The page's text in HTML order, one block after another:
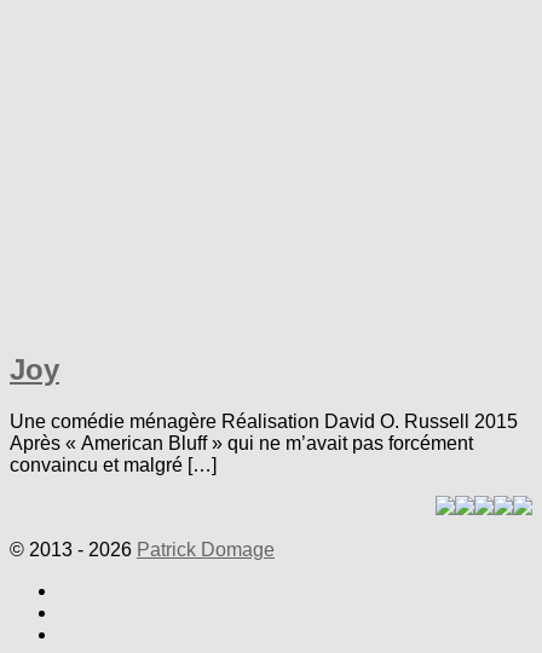
Joy
Une comédie ménagère Réalisation David O. Russell 2015
Après « American Bluff » qui ne m’avait pas forcément
convaincu et malgré […]
© 2013 - 2026 Patrick Domage